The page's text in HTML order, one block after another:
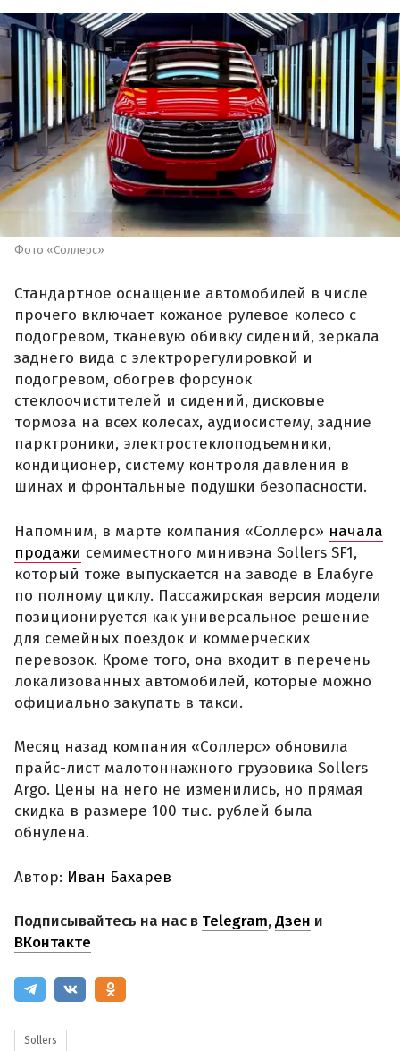
Фото «Соллерс»
Стандартное оснащение автомобилей в числе
прочего включает кожаное рулевое колесо с
подогревом, тканевую обивку сидений, зеркала
заднего вида с электрорегулировкой и
подогревом, обогрев форсунок
стеклоочистителей и сидений, дисковые
тормоза на всех колесах, аудиосистему, задние
парктроники, электростеклоподъемники,
кондиционер, систему контроля давления в
шинах и фронтальные подушки безопасности.
Напомним, в марте компания «Соллерс» начала
продажи семиместного минивэна Sollers SF1,
который тоже выпускается на заводе в Елабуге
по полному циклу. Пассажирская версия модели
позиционируется как универсальное решение
для семейных поездок и коммерческих
перевозок. Кроме того, она входит в перечень
локализованных автомобилей, которые можно
официально закупать в такси.
Месяц назад компания «Соллерс» обновила
прайс-лист малотоннажного грузовика Sollers
Argo. Цены на него не изменились, но прямая
скидка в размере 100 тыс. рублей была
обнулена.
Автор: Иван Бахарев
Подписывайтесь на нас в Telegram,Дзен и
ВКонтакте
Sollers